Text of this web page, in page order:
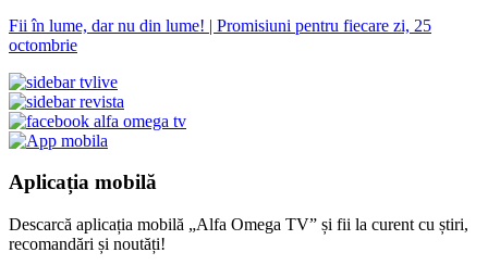
Fii în lume, dar nu din lume! | Promisiuni pentru fiecare zi, 25
octombrie
Aplicația mobilă
Descarcă aplicația mobilă „Alfa Omega TV” și fii la curent cu știri,
recomandări și noutăți!